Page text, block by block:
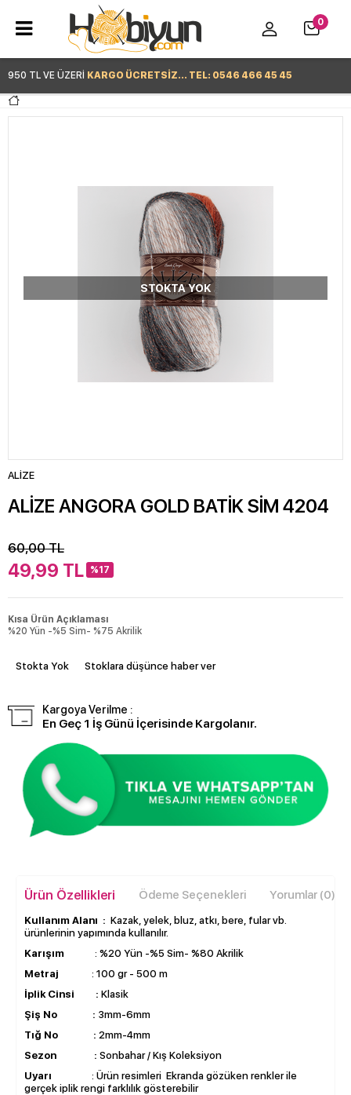
950 TL VE ÜZERİ KARGO ÜCRETSİZ... TEL: 0546 466 45 45
0
STOKTA YOK
ALİZE
ALİZE ANGORA GOLD BATİK SİM 4204
60,00TL
49,99 TL %17
Kısa Ürün Açıklaması
%20 Yün -%5 Sim- %75 Akrilik
Stokta Yok Stoklara düşünce haber ver
Kargoya Verilme :
En Geç 1 İş Günü İçerisinde Kargolanır.
Ürün Özellikleri Ödeme Seçenekleri Yorumlar (0)
Kullanım Alanı : Kazak, yelek, bluz, atkı, bere, fular vb.
ürünlerinin yapımında kullanılır.
Karışım
: %20 Yün -%5 Sim- %80 Akrilik
Metraj : 100 gr - 500 m
İplik Cinsi : Klasik
Şiş No : 3mm-6mm
Tığ No : 2mm-4mm
Sezon : Sonbahar / Kış Koleksiyon
Uyarı : Ürün resimleri Ekranda gözüken renkler ile
gerçek iplik rengi farklılık gösterebilir